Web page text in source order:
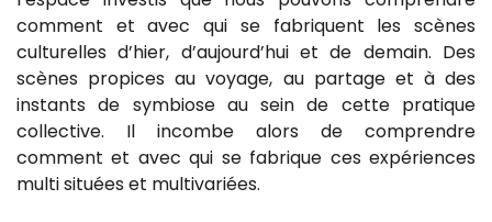
comment et avec qui se fabriquent les scènes
culturelles d’hier, d’aujourd’hui et de demain. Des
scènes propices au voyage, au partage et à des
instants de symbiose au sein de cette pratique
collective. Il incombe alors de comprendre
comment et avec qui se fabrique ces expériences
multi situées et multivariées.